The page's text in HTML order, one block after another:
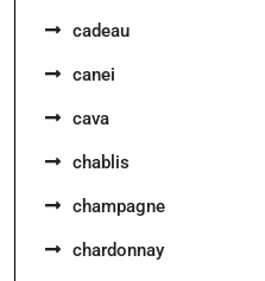
cadeau
canei
cava
chablis
champagne
chardonnay